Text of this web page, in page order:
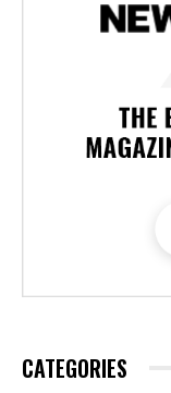
CATEGORIES